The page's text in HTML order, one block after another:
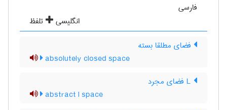
فارسی
انگلیسی
تلفظ
فضای مطلقا بسته
absolutely closed space
abstract l space